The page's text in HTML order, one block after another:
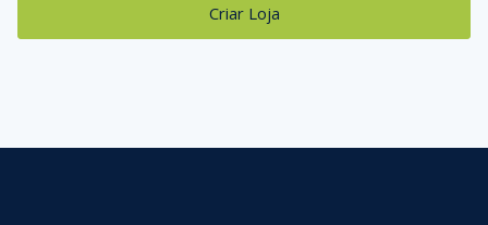
Criar Loja